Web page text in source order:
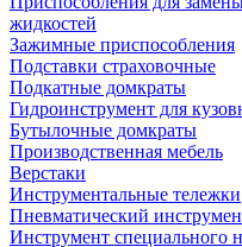
жидкостей
Зажимные приспособления
Подставки страховочные
Подкатные домкраты
Гидроинструмент для
Бутылочные домкраты
Производственная мебель
Верстаки
Инструментальные тележки
Пневматический
Инструмент специального